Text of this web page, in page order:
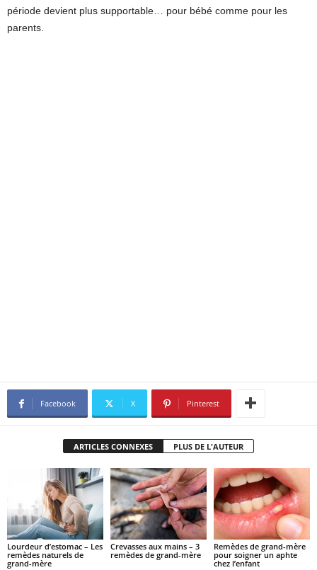
période devient plus supportable… pour bébé comme pour les
parents.
Facebook X Pinterest
ARTICLES CONNEXES PLUS DE L'AUTEUR
Lourdeur d’estomac – Les
remèdes naturels de
grand-mère
Crevasses aux mains – 3
remèdes de grand-mère
Remèdes de grand-mère
pour soigner un aphte
chez l’enfant